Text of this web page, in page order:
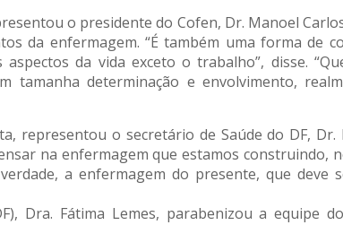
o presidente do Cofen, Dr. Manoel
da enfermagem. “É também uma forma de
da vida exceto o trabalho”, disse.
determinação e envolvimento,
representou o secretário de Saúde do DF,
na enfermagem que estamos construindo,
a enfermagem do presente, que deve
Dra. Fátima Lemes, parabenizou a equipe